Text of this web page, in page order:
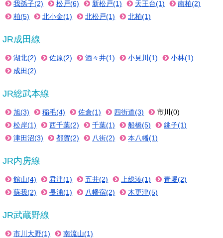
我孫子(2) 松戸(6) 新松戸(1) 天王台(1)
南柏(2)
柏(5)
北小金(1) 北松戸(1) 北柏(1)
JR成田線
湖北(2) 佐原(2) 酒々井(1) 小見川(1)
小林(1)
成田(2)
JR総武本線
旭(3) 稲毛(4) 佐倉(1) 四街道(3)
市川(0)
松岸(1)
西千葉(2) 千葉(1) 船橋(5)
銚子(1)
津田沼(3)
都賀(2) 八街(2) 本八幡(1)
JR内房線
館山(4) 君津(1) 五井(2) 上総湊(1)
青堀(2)
蘇我(2)
長浦(1) 八幡宿(2) 木更津(5)
JR武蔵野線
市川大野(1) 南流山(1)